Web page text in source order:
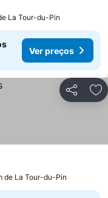
La Tour-du-Pin
Ver preços
Partilhar
de La Tour-du-Pin